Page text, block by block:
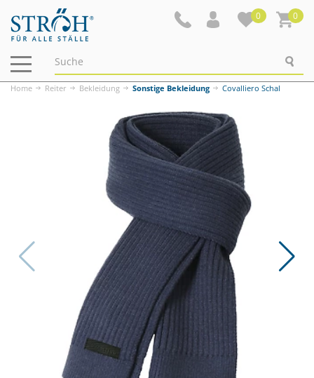
0 0
Navigation
ein-/ausblenden
Home Reiter Bekleidung Sonstige Bekleidung Covalliero Schal